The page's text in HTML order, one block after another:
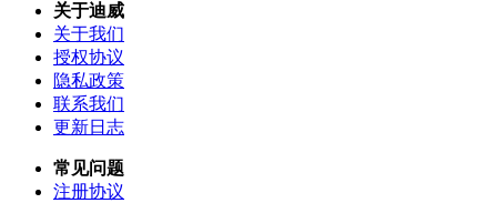
关于迪威
关于我们
授权协议
隐私政策
联系我们
更新日志
常见问题
注册协议